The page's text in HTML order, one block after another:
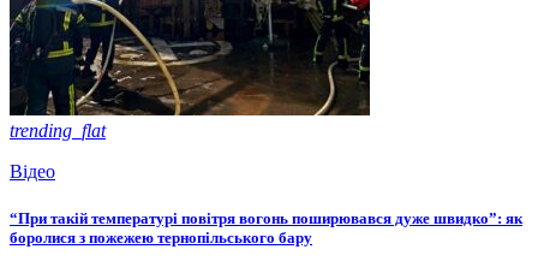
trending_flat
Відео
“При такій температурі повітря вогонь поширювався дуже швидко”: як
боролися з пожежею тернопільського бару